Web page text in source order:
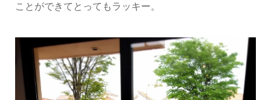
ことができてとってもラッキー。